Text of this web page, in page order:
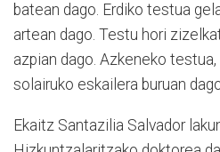
batean dago. Erdiko testua
artean dago. Testu hori
azpian dago. Azkeneko
solairuko eskailera buruan
Ekaitz Santazilia Salvador